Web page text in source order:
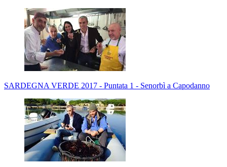
SARDEGNA VERDE 2017 - Puntata 1 - Senorbì a Capodanno